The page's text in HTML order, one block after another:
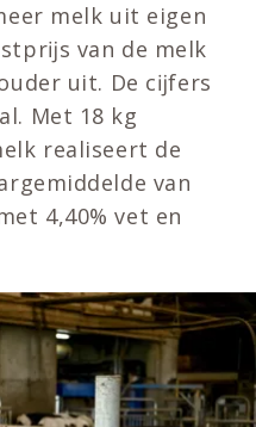
melk uit eigen
van de melk
uit. De cĳfers
Met 18 kg
realiseert de
van
4,40% vet en